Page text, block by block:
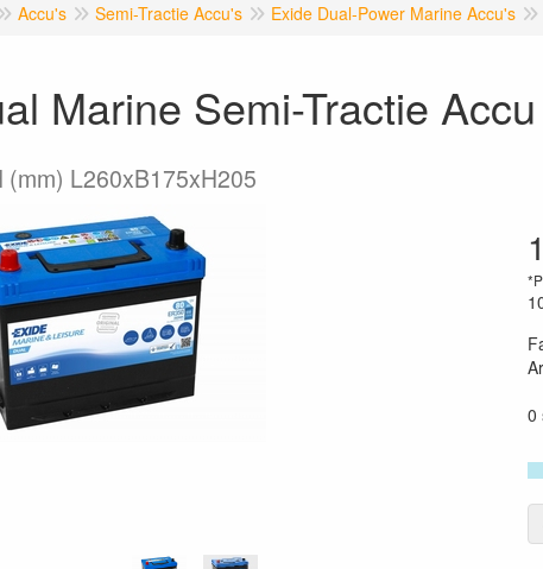
Accu's Semi-Tractie Accu's Exide Dual-Power Marine Accu's
Marine Semi-Tractie
(mm) L260xB175xH205
0